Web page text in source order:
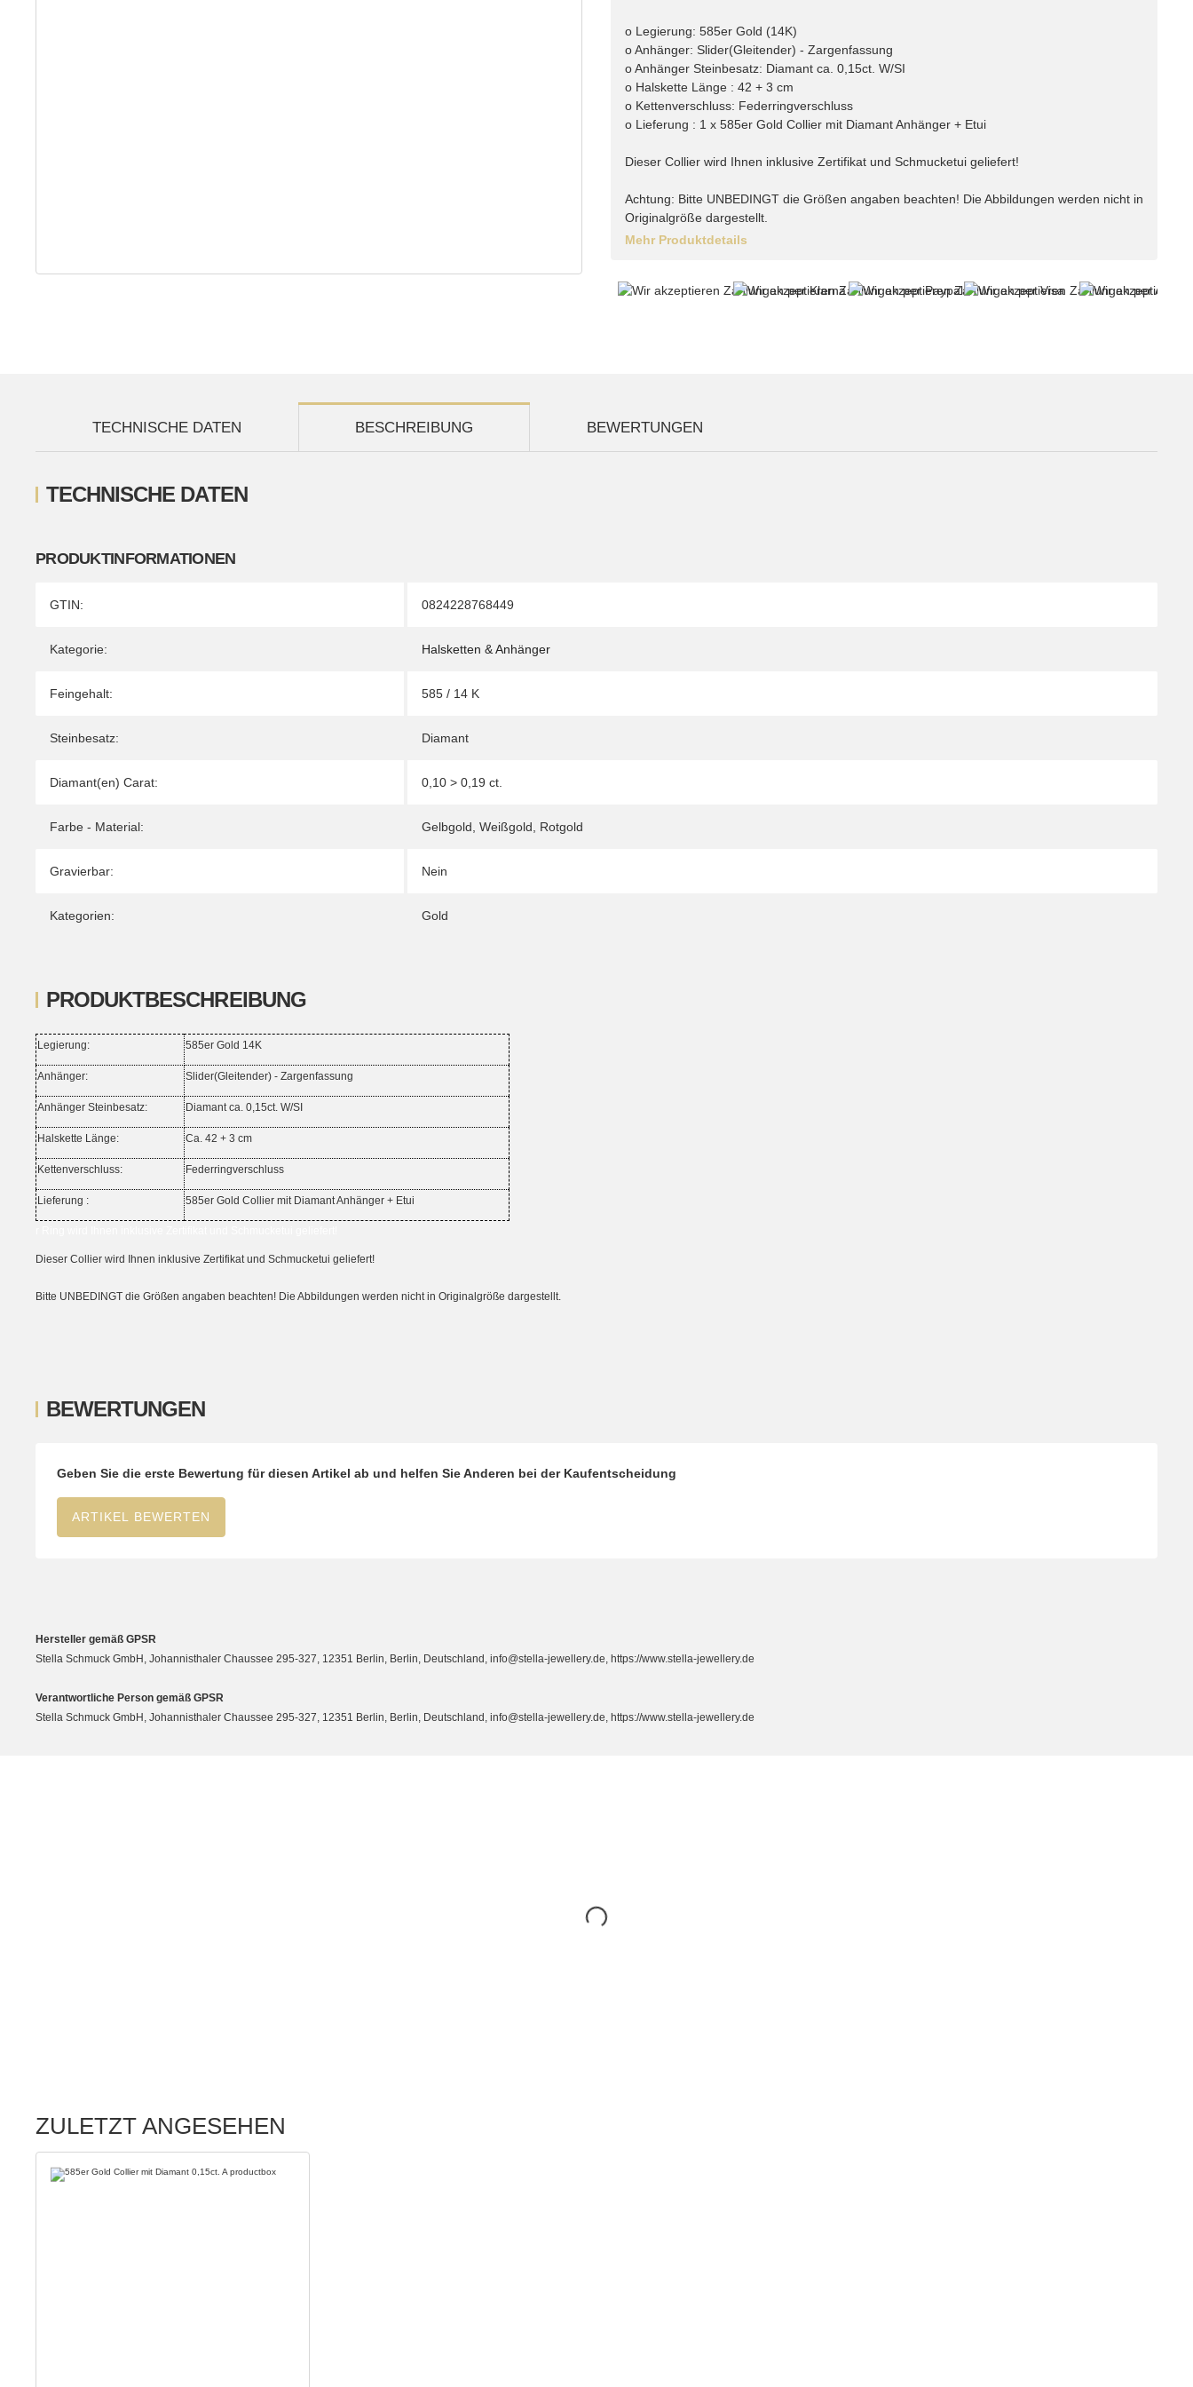
o Legierung: 585er Gold (14K)
o Anhänger: Slider(Gleitender) - Zargenfassung
o Anhänger Steinbesatz: Diamant ca. 0,15ct. W/SI
o Halskette Länge : 42 + 3 cm
o Kettenverschluss: Federringverschluss
o Lieferung : 1 x 585er Gold Collier mit Diamant Anhänger + Etui
Dieser Collier wird Ihnen inklusive Zertifikat und Schmucketui geliefert!
Achtung: Bitte UNBEDINGT die Größen angaben beachten! Die Abbildungen werden nicht in
Originalgröße dargestellt.
Mehr Produktdetails
TECHNISCHE DATEN BESCHREIBUNG BEWERTUNGEN
TECHNISCHE DATEN
PRODUKTINFORMATIONEN
Produkteigenschaft
Wert
GTIN: 0824228768449
Kategorie: Halsketten & Anhänger
Feingehalt: 585 / 14 K
Steinbesatz: Diamant
Diamant(en) Carat: 0,10 > 0,19 ct.
Farbe - Material: Gelbgold Weißgold Rotgold
Gravierbar: Nein
Kategorien: Gold
PRODUKTBESCHREIBUNG
Legierung: 585er Gold 14K
Anhänger: Slider(Gleitender) - Zargenfassung
Anhänger Steinbesatz: Diamant ca. 0,15ct. W/SI
Halskette Länge: Ca. 42 + 3 cm
Kettenverschluss: Federringverschluss
Lieferung : 585er Gold Collier mit Diamant Anhänger + Etui
Dieser Collier wird Ihnen inklusive Zertifikat und Schmucketui geliefert!
Bitte UNBEDINGT die Größen angaben beachten! Die Abbildungen werden nicht in Originalgröße dargestellt.
BEWERTUNGEN
Geben Sie die erste Bewertung für diesen Artikel ab und helfen Sie Anderen bei der Kaufentscheidung
ARTIKEL BEWERTEN
Hersteller gemäß GPSR
Stella Schmuck GmbH, Johannisthaler Chaussee 295-327, 12351 Berlin, Berlin, Deutschland, info@stella-jewellery.de, https://www.stella-jewellery.de
Verantwortliche Person gemäß GPSR
Stella Schmuck GmbH, Johannisthaler Chaussee 295-327, 12351 Berlin, Berlin, Deutschland, info@stella-jewellery.de, https://www.stella-jewellery.de
ZULETZT ANGESEHEN